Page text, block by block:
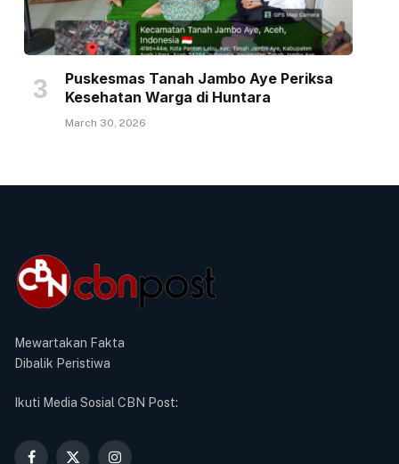
Puskesmas Tanah Jambo Aye Periksa
Kesehatan Warga di Huntara
March 30, 2026
Mewartakan Fakta
Dibalik Peristiwa
Ikuti Media Sosial CBN Post: